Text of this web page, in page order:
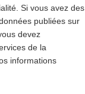
Si vous avez des
publiées sur
devez
de la
informations